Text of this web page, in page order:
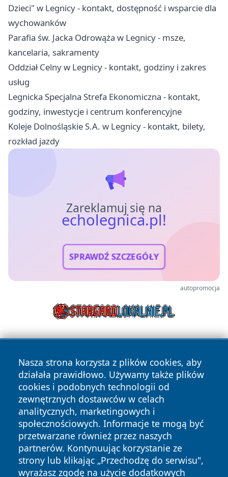
Dzieci" w Legnicy - kontakt, dostępność i wsparcie dla
wychowanków
Parafia św. Jacka Odrowąża w Legnicy - msze,
kancelaria, sakramenty
Oddział Celny w Legnicy - kontakt, godziny i zakres
usług
Legnicka Specjalna Strefa Ekonomiczna - kontakt,
godziny, inwestycje i centrum konferencyjne
Koleje Dolnośląskie S.A. w Legnicy - kontakt, bilety,
rozkład jazdy
Zareklamuj się na
echolegnica.pl!
SPRAWDŹ SZCZEGÓŁY
autopromocja
Nasza strona korzysta z plików cookies, aby
działała prawidłowo. Używamy także plików
cookies i podobnych technologii od
zewnętrznych dostawców w celach
analitycznych, marketingowych i
społecznościowych. Informacje te mogą być
przetwarzane również przez naszych
partnerów. Kontynuując korzystanie ze
strony lub klikając „Przechodzę do serwisu",
wyrażasz zgodę na użycie dodatkowych
Copyright © 2026 echolegnica.pl Wszystkie prawa
zastrzeżone.
News Autorzy
Polityka
Prywatności
Polityka
Cookies